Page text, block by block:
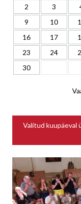
2
3
9
10
16
17
23
24
30
Valitud kuupäeval